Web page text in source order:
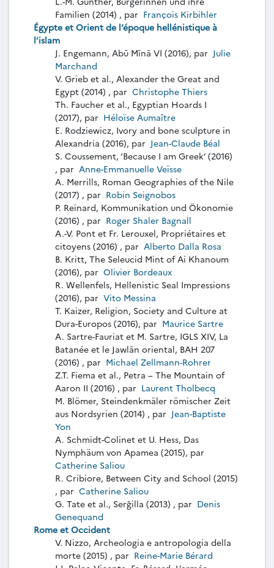
Familien (2014) , par François Kirbihler
Égypte et Orient de l’époque hellénistique à
l’islam
J. Engemann, Abū Mīnā VI (2016), par Julie
Marchand
V. Grieb et al., Alexander the Great and
Egypt (2014) , par Christophe Thiers
Th. Faucher et al., Egyptian Hoards I
(2017), par Héloïse Aumaître
E. Rodziewicz, Ivory and bone sculpture in
Alexandria (2016), par Jean-Claude Béal
S. Coussement, ‘Because I am Greek’ (2016)
, par Anne-Emmanuelle Veïsse
A. Merrills, Roman Geographies of the Nile
(2017) , par Robin Seignobos
P. Reinard, Kommunikation und Ökonomie
(2016) , par Roger Shaler Bagnall
A.-V. Pont et Fr. Lerouxel, Propriétaires et
citoyens (2016) , par Alberto Dalla Rosa
B. Kritt, The Seleucid Mint of Ai Khanoum
(2016), par Olivier Bordeaux
R. Wellenfels, Hellenistic Seal Impressions
(2016), par Vito Messina
T. Kaizer, Religion, Society and Culture at
Dura-Europos (2016), par Maurice Sartre
A. Sartre-Fauriat et M. Sartre, IGLS XIV, La
Batanée et le Jawlān oriental, BAH 207
(2016) , par Michael Zellmann-Rohrer
Z.T. Fiema et al., Petra – The Mountain of
Aaron II (2016) , par Laurent Tholbecq
M. Blömer, Steindenkmäler römischer Zeit
aus Nordsyrien (2014) , par Jean-Baptiste
Yon
A. Schmidt-Colinet et U. Hess, Das
Nymphäum von Apamea (2015), par
Catherine Saliou
R. Cribiore, Between City and School (2015)
, par Catherine Saliou
G. Tate et al., Serǧilla (2013) , par Denis
Genequand
Rome et Occident
V. Nizzo, Archeologia e antropologia della
morte (2015) , par Reine-Marie Bérard